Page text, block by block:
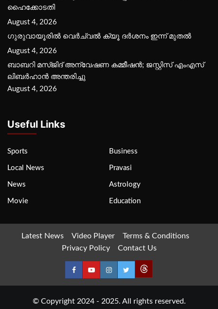
ഹൈക്കോടതി
August 4, 2026
ഗുരുവായൂരില്‍ വെര്‍ച്വല്‍ ക്യൂ ദര്‍ശനം ഇന്ന് മുതല്‍
August 4, 2026
ബാബറി മസ്ജിദ് അന്വേഷണ കമ്മീഷന്‍; ജസ്റ്റിസ് എംഎസ്
ലിബര്‍ഹാന്‍ അന്തരിച്ചു
August 4, 2026
Useful Links
Sports Business
Local News Pravasi
News Astrology
Movie Education
Latest News Video Player
Terms & Conditions
Privacy Policy
Contact Us
© Copyright 2024 - 2025. All rights reserved.